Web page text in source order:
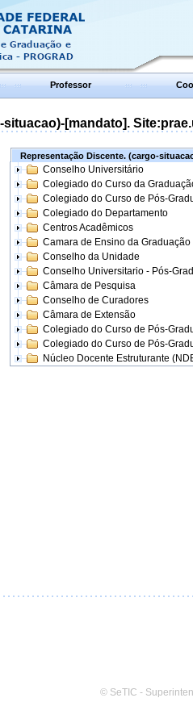
Professor
[mandato].
Representação Discente. (cargo-
Conselho Universitário
Colegiado do Curso da
Colegiado do Curso de Pós-
Colegiado do Departamento
Centros Acadêmicos
Camara de Ensino da Graduação
Conselho da Unidade
Conselho Universitario - Pós-
Câmara de Pesquisa
Conselho de Curadores
Câmara de Extensão
Colegiado do Curso de Pós-
Colegiado do Curso de Pós-
Núcleo Docente Estruturante
© SeTIC -